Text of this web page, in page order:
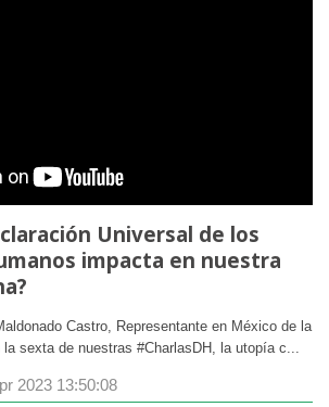
Universal de los
impacta en nuestra
Castro, Representante en México de la
sexta de nuestras #CharlasDH, la utopía c...
2023 13:50:08